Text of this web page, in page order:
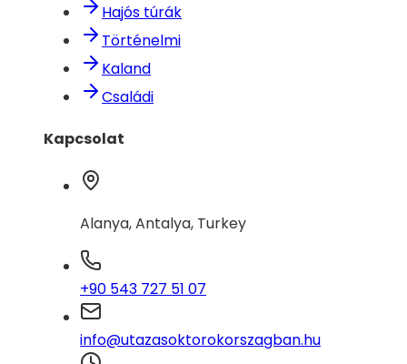
Hajós túrák
Történelmi
Kaland
Családi
Kapcsolat
Alanya, Antalya, Turkey
+90 543 727 51 07
info@utazasoktorokorszagban.hu